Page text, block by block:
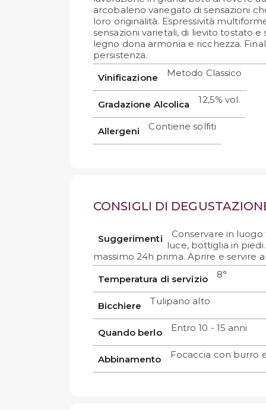
arcobaleno variegato di sensazioni
loro originalità. Espressività
sensazioni varietali, di lievito tostato e
legno dona armonia e ricchezza.
persistenza.
Vinificazione
Metodo Classico
Gradazione Alcolica 12,5% vol.
Allergeni Contiene solfiti
CONSIGLI DI
Suggerimenti
Conservare in
luce, bottiglia in
massimo 24h prima. Aprire e servire
Temperatura di servizio
8°
Bicchiere Tulipano alto
Quando berlo Entro 10 - 15 anni
Abbinamento Focaccia con burro